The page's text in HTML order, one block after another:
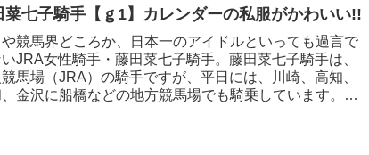
菜七子騎手【ｇ1】カレンダーの私服がかわいい!!
競馬界どころか、日本一のアイドルといっても過言で
JRA女性騎手・藤田菜七子騎手。藤田菜七子騎手は、
馬場（JRA）の騎手ですが、平日には、川崎、高知、
金沢に船橋などの地方競馬場でも騎乗しています。藤